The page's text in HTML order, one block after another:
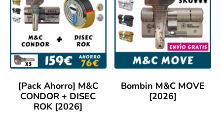
[Pack Ahorro] M&C
CONDOR + DISEC
ROK [2026]
Bombin M&C MOVE
[2026]